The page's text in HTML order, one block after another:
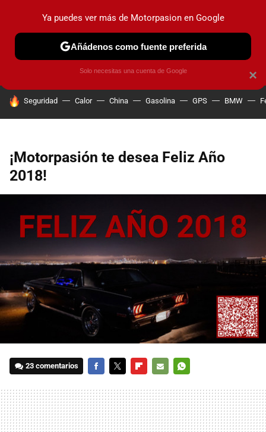
PRUEBAS COCHES ELÉCTRICOS OBSERVATORIO
HOY SE HABLA DE
Seguridad Calor China Gasolina GPS BMW
¡Motorpasión te desea Feliz Año
2018!
23 comentarios
MAIL
×
Ya puedes ver más de Motorpasion en Google
Añádenos como fuente preferida
Solo necesitas una cuenta de Google